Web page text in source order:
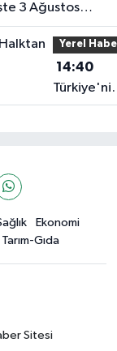
3 Ağustos
Yerel
14:40
En İyi
Anne-
Ekonomi
Tarım-Gıda
Sitesi